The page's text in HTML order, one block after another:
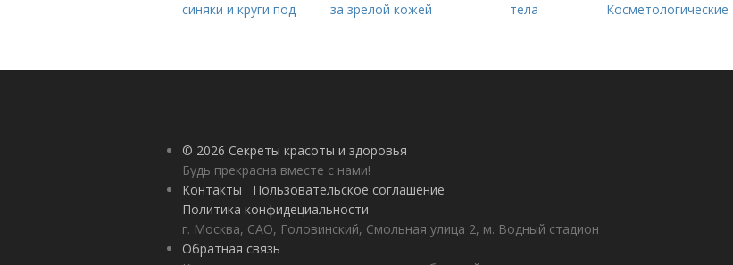
синяки и круги под
за зрелой кожей
тела
Косметологические
© 2026 Секреты красоты и здоровья
Будь прекрасна вместе с нами!
Контакты
Пользовательское соглашение
Политика конфидециальности
г. Москва, САО, Головинский, Смольная улица 2, м. Водный стадион
Обратная связь